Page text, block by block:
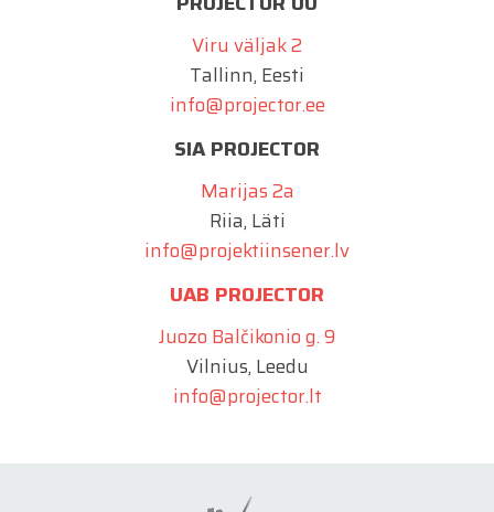
Viru väljak 2
Tallinn, Eesti
info@projector.ee
SIA PROJECTOR
Marijas 2a
Riia, Läti
info@projektiinsener.lv
UAB PROJECTOR
Juozo Balčikonio g. 9
Vilnius, Leedu
info@projector.lt